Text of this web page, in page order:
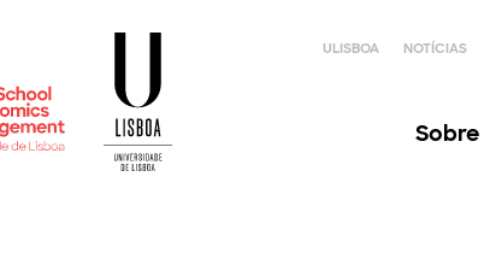
ULISBOA NOTÍCIAS
Sobre